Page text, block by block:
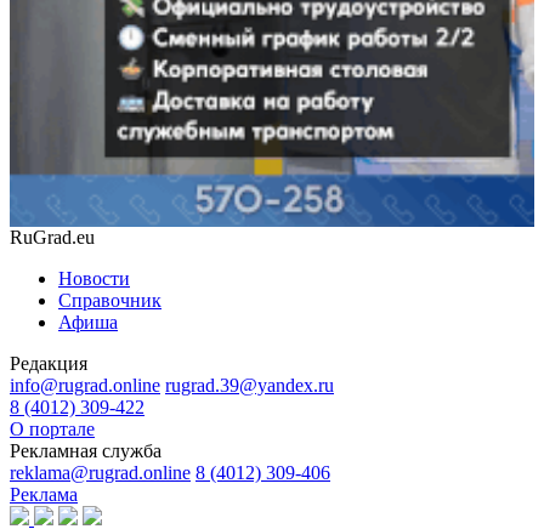
RuGrad.eu
Новости
Справочник
Афиша
Редакция
info@rugrad.online rugrad.39@yandex.ru
8 (4012) 309-422
О портале
Рекламная служба
reklama@rugrad.online 8 (4012) 309-406
Реклама